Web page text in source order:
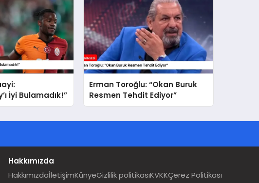
İyi Bulamadık!”
Erman Toroğlu: “Okan Buruk
Resmen Tehdit Ediyor”
Hakkımızda
HakkımızdaİletişimKünyeGizlilik politikasıKVKKÇerez Politikası